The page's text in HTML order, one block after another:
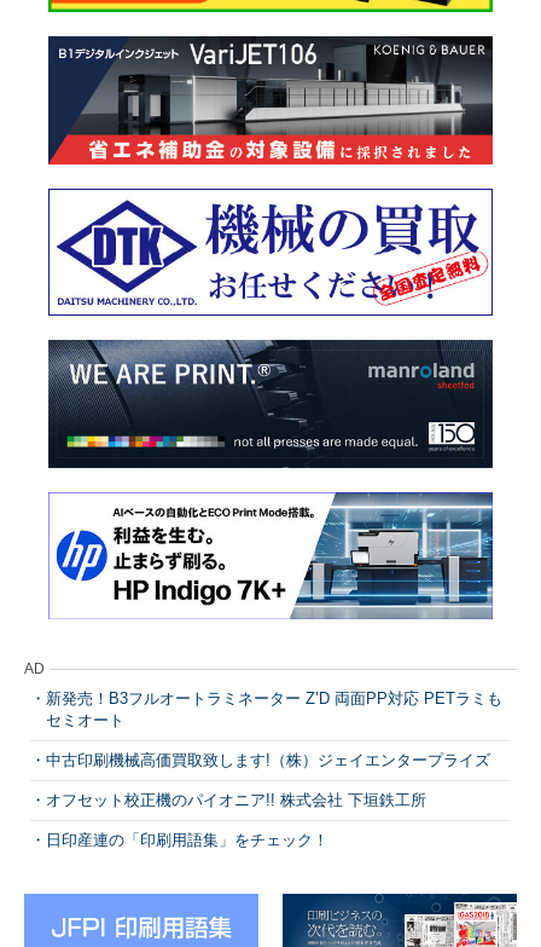
AD
新発売！B3フルオートラミネーター Z’D 両面PP対応 PETラミも
セミオート
中古印刷機械高価買取致します!（株）ジェイエンタープライズ
オフセット校正機のパイオニア!! 株式会社 下垣鉄工所
日印産連の「印刷用語集」をチェック！